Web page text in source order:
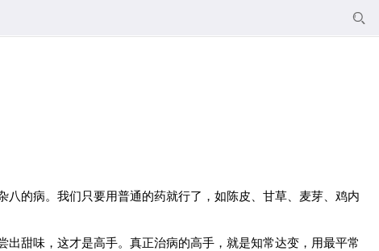

的病。我们只要用普通的药就行了，如陈皮、甘草、麦芽、鸡内
甜味，这才是高手。真正治病的高手，就是知常达变，用最平常